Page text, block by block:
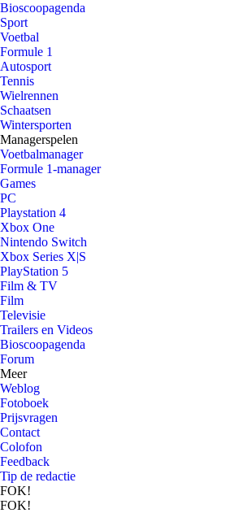
Bioscoopagenda
Sport
Voetbal
Formule 1
Autosport
Tennis
Wielrennen
Schaatsen
Wintersporten
Managerspelen
Voetbalmanager
Formule 1-manager
Games
PC
Playstation 4
Xbox One
Nintendo Switch
Xbox Series X|S
PlayStation 5
Film & TV
Film
Televisie
Trailers en Videos
Bioscoopagenda
Forum
Meer
Weblog
Fotoboek
Prijsvragen
Contact
Colofon
Feedback
Tip de redactie
FOK!
FOK!